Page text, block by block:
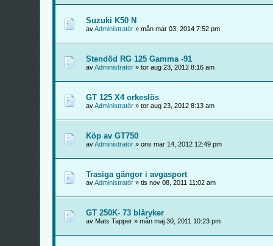
Suzuki K50 N
avAdministratör » mån mar 03, 2014 7:52 pm
Stendöd RG 125 Gamma -91
avAdministratör » tor aug 23, 2012 8:16 am
GT 125 X4 orkeslös
avAdministratör » tor aug 23, 2012 8:13 am
Köp av GT750
avAdministratör » ons mar 14, 2012 12:49 pm
Trasiga gängor i avgasport
avAdministratör » tis nov 08, 2011 11:02 am
GT 250K- 73 blåryker
av Mats Tapper » mån maj 30, 2011 10:23 pm